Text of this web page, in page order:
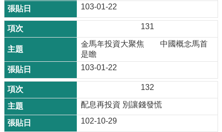
103-01-22
131
金馬年投資大聚焦 中國概念馬首
是瞻
103-01-22
132
配息再投資 別讓錢發慌
102-10-29